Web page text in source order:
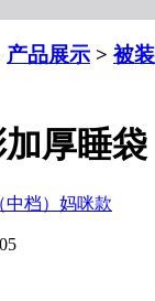
产品展示 >被
厚睡